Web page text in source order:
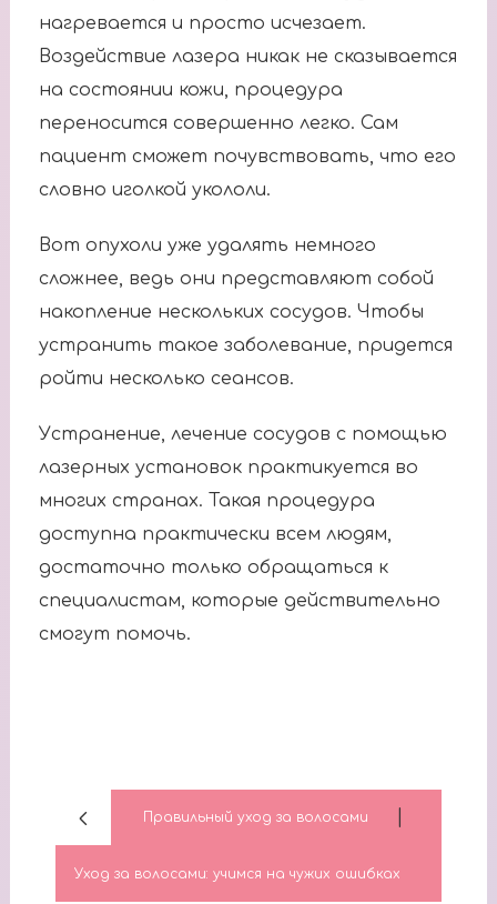
нагревается и просто исчезает.
Воздействие лазера никак не сказывается
на состоянии кожи, процедура
переносится совершенно легко. Сам
пациент сможет почувствовать, что его
словно иголкой укололи.
Вот опухоли уже удалять немного
сложнее, ведь они представляют собой
накопление нескольких сосудов. Чтобы
устранить такое заболевание, придется
ройти несколько сеансов.
Устранение, лечение сосудов с помощью
лазерных установок практикуется во
многих странах. Такая процедура
доступна практически всем людям,
достаточно только обращаться к
специалистам, которые действительно
смогут помочь.
Правильный уход за волосами
Уход за волосами: учимся на чужих ошибках